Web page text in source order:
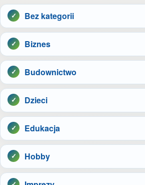
Bez kategorii
Biznes
Budownictwo
Dzieci
Edukacja
Hobby